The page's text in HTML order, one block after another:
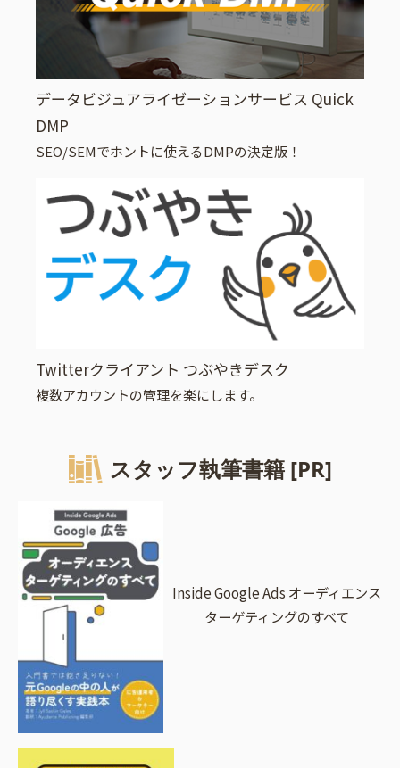
データビジュアライゼーションサービス Quick
DMP
SEO/SEMでホントに使えるDMPの決定版！
Twitterクライアント つぶやきデスク
複数アカウントの管理を楽にします。
スタッフ執筆書籍 [PR]
Inside Google Ads オーディエンス
ターゲティングのすべて